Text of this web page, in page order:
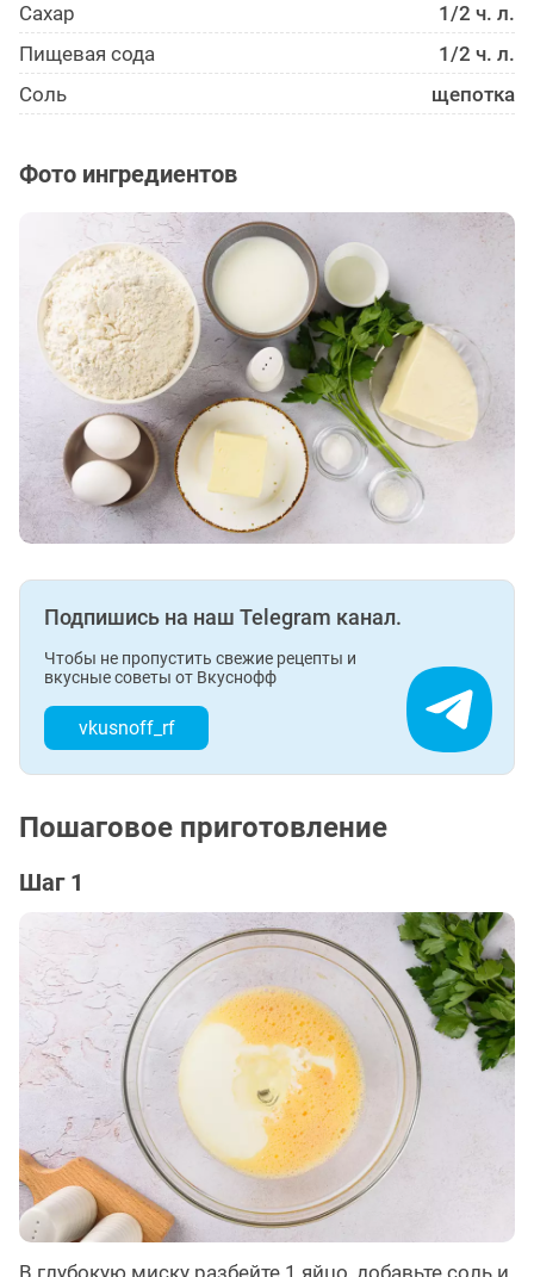
Сахар
1/2 ч. л.
Пищевая сода
1/2 ч. л.
Соль
щепотка
Фото ингредиентов
Подпишись на наш Telegram канал.
Чтобы не пропустить свежие рецепты и
вкусные советы от Вкуснофф
vkusnoff_rf
Пошаговое приготовление
Шаг 1
В глубокую миску разбейте 1 яйцо, добавьте соль и